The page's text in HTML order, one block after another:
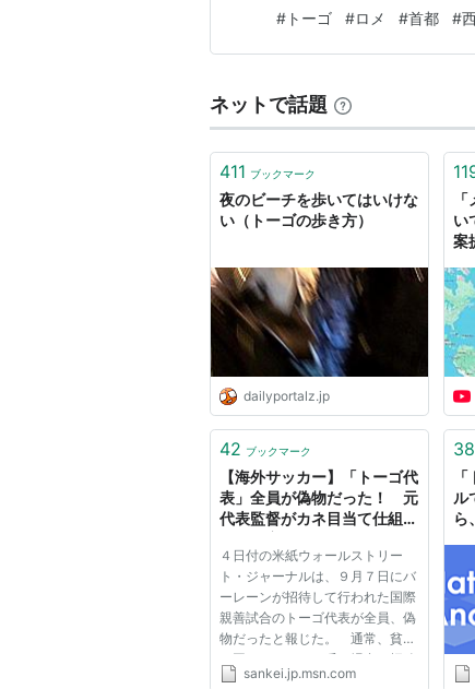
街ならではの開放的な雰囲
メの街並みや市場、食べ物
# トーゴ #ロメ #首都 #
ネットで話題
411 ブックマーク
夜のビーチを歩いてはいけな
い（トーゴの歩き方）
dailyportalz.jp
い
案
42 ブックマーク
【海外サッカー】「トーゴ代
表」全員が偽物だった！ 元
代表監督がカネ目当て仕組む
４日付の米紙ウォールストリー
ト・ジャーナルは、９月７日にバ
ーレーンが招待して行われた国際
親善試合のトーゴ代表が全員、偽
物だったと報じた。 通常、貧し
い国からチームを呼ぶ場合、招致
国が費用を負担するケースが多い
sankei.jp.msn.com
38
ル
ら